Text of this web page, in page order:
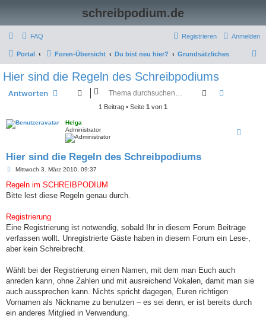
schreibpodium.de
FAQ Anmelden
Registrieren
Portal Foren-Übersicht Du bist neu hier? Grundsätzliches
Hier sind die Regeln des Schreibpodiums
Antworten Suche
1 Beitrag • Seite 1 von 1
Helga
Administrator
Hier sind die Regeln des Schreibpodiums
B
i
r
Mittwoch 3. März 2010, 09:37
Regeln im SCHREIBPODIUM
Bitte lest diese Regeln genau durch.
Registrierung
Eine Registrierung ist notwendig, sobald Ihr in diesem Forum Beiträge
verfassen wollt. Unregistrierte Gäste haben in diesem Forum ein Lese-,
aber kein Schreibrecht.
Wählt bei der Registrierung einen Namen, mit dem man Euch auch
anreden kann, ohne Zahlen und mit ausreichend Vokalen, damit man sie
auch aussprechen kann. Nichts spricht dagegen, Euren richtigen
Vornamen als Nickname zu benutzen – es sei denn, er ist bereits durch
ein anderes Mitglied in Verwendung.